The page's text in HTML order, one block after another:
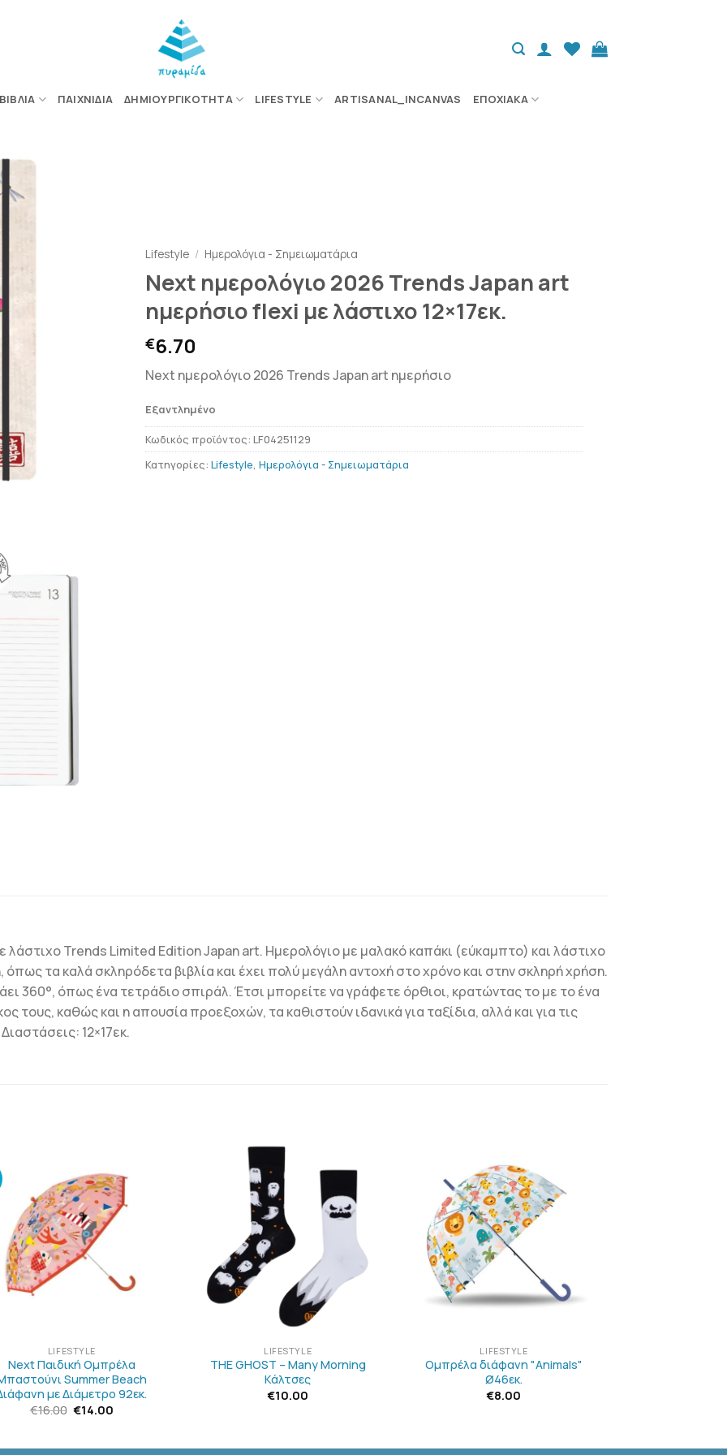
ΒΙΒΛΊΑ ΠΑΙΧΝΊΔΙΑ ΔΗΜΙΟΥΡΓΙΚΌΤΗΤΑ LIFESTYLE ARTISANAL_INCANVAS ΕΠΟΧΙΑΚΆ
ΠΡΟΣΘΉΚΗ
Lifestyle / Ημερολόγια - Σημειωματάρια
Next ημερολόγιο 2026 Trends Japan art
ημερήσιο flexi με λάστιχο 12×17εκ.
€6.70
Next ημερολόγιο 2026 Trends Japan art ημερήσιο
Εξαντλημένο
Κωδικός προϊόντος: LF04251129
Κατηγορίες: Lifestyle Ημερολόγια - Σημειωματάρια
λάστιχο Trends Limited Edition Japan art. Ημερολόγιο με μαλακό καπάκι (εύκαμπτο) και λάστιχο
τα καλά σκληρόδετα βιβλία και έχει πολύ μεγάλη αντοχή στο χρόνο και στην σκληρή χρήση.
360°, όπως ένα τετράδιο σπιράλ. Έτσι μπορείτε να γράφετε όρθιοι, κρατώντας το με το ένα
τους, καθώς και η απουσία προεξοχών, τα καθιστούν ιδανικά για ταξίδια, αλλά και για τις
12×17εκ.
ΠΡΟΣΘΉΚΗ
ΣΤΗΝ
ΛΊΣΤΑ
ΕΠΙΘΥΜΙΏΝ
LIFESTYLE
Next Παιδική Ομπρέλα
Summer Beach
με Διάμετρο 92εκ.
€16.00 Original
€14.00
ΠΡΟΣΘΉΚΗ
ΣΤΗΝ
ΛΊΣΤΑ
ΕΠΙΘΥΜΙΏΝ
LIFESTYLE
THE GHOST – Many Morning
Κάλτσες
€10.00
ΠΡΟΣΘΉΚΗ
ΣΤΗΝ
ΛΊΣΤΑ
ΕΠΙΘΥΜΙΏΝ
LIFESTYLE
Ομπρέλα διάφανη "Animals"
Ø46εκ.
€8.00